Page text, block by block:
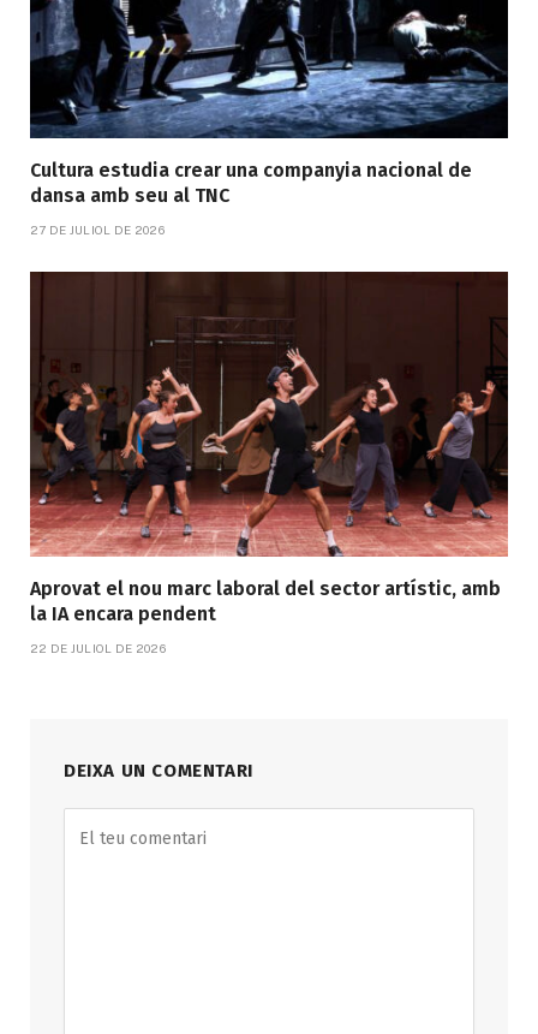
Cultura estudia crear una companyia nacional de
dansa amb seu al TNC
27 DE JULIOL DE 2026
Aprovat el nou marc laboral del sector artístic, amb
la IA encara pendent
22 DE JULIOL DE 2026
DEIXA UN COMENTARI